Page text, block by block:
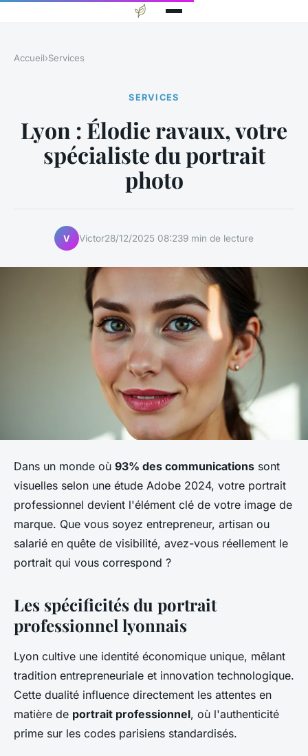
Accueil›Services
SERVICES
Lyon : Élodie ravaux, votre
spécialiste du portrait
photo
V Victor28/12/2025 08:239 min de lecture
Dans un monde où 93% des communications sont
visuelles selon une étude Adobe 2024, votre portrait
professionnel devient l'élément clé de votre image de
marque. Que vous soyez entrepreneur, artisan ou
salarié en quête de visibilité, avez-vous réellement le
portrait qui vous correspond ?
Les spécificités du portrait
professionnel lyonnais
Lyon cultive une identité économique unique, mêlant
tradition entrepreneuriale et innovation technologique.
Cette dualité influence directement les attentes en
matière de portrait professionnel, où l'authenticité
prime sur les codes parisiens standardisés.